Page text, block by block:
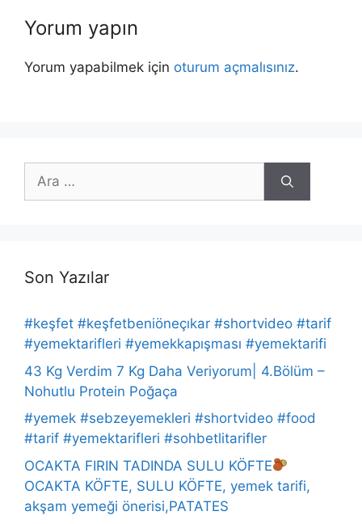
Yorum yapın
Yorum yapabilmek için oturum açmalısınız.
için
Son Yazılar
#keşfet #keşfetbeniöneçıkar #shortvideo #tarif
#yemektarifleri #yemekkapışması #yemektarifi
43 Kg Verdim 7 Kg Daha Veriyorum| 4.Bölüm –
Nohutlu Protein Poğaça
#yemek #sebzeyemekleri #shortvideo #food
#tarif #yemektarifleri #sohbetlitarifler
OCAKTA FIRIN TADINDA SULU KÖFTE
OCAKTA KÖFTE, SULU KÖFTE, yemek tarifi,
akşam yemeği önerisi,PATATES